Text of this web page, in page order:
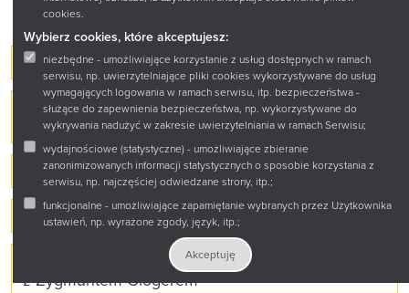
cookies.
Wybierz cookies, które akceptujesz:
niezbędne - umożliwiające korzystanie z usług dostępnych w ramach
serwisu, np. uwierzytelniające pliki cookies wykorzystywane do usług
wymagających logowania w ramach serwisu, itp. bezpieczeństwa -
służące do zapewnienia bezpieczeństwa, np. wykorzystywane do
wykrywania nadużyć w zakresie uwierzytelniania w ramach Serwisu;
wydajnościowe (statystyczne) - umożliwiające zbieranie
zanonimizowanych informacji statystycznych o sposobie korzystania z
serwisu, np. najczęściej odwiedzane strony, itp.;
funkcjonalne - umożliwiające zapamiętanie wybranych przez Użytkownika
ustawień, np. wyrażone zgody, język, itp.;
Akceptuję
"Ballady i romanse. Interpretacje pokoleniowe"
„Ballady i romanse. Interpretacje pokoleniowe”
- podsumowanie
Bibliotek@(rz) - kierunek nowoczesność
Bliżej siebie
„Było! Jest! Co będzie?” – podróże po tradycji
z Zygmuntem Glogerem